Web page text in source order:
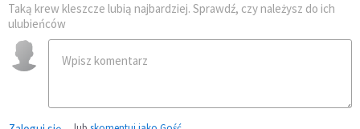
Taką krew kleszcze lubią najbardziej. Sprawdź, czy należysz do ich
ulubieńców